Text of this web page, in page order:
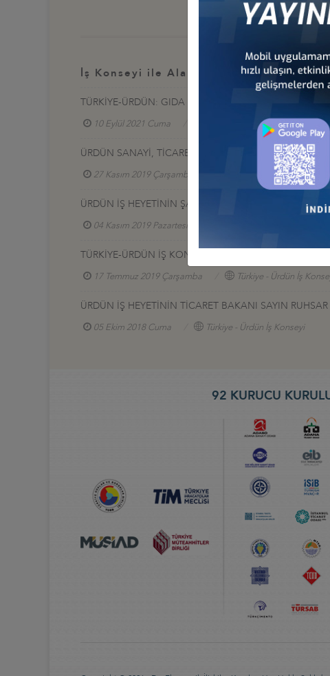
İş Konseyi ile Alakalı Diğer Etkinlikler
TÜRKİYE-ÜRDÜN: GIDA İŞ BİRLİĞİ FIRSATLARI HİBRİT
10 Eylül 2021 Cuma Türkiye - Ürdün İş Konseyi
ÜRDÜN SANAYİ, TİCARET VE TEDARİK BAKANI TARIQ
27 Kasım 2019 Çarşamba Türkiye - Ürdün İş Konseyi
ÜRDÜN İŞ HEYETİNİN ŞANLIURFA VE GAZİANTEP
04 Kasım 2019 Pazartesi
TÜRKİYE-ÜRDÜN İŞ KONSEYİ AMMAN ZİYARETİ
17 Temmuz 2019 Çarşamba Türkiye - Ürdün İş
ÜRDÜN İŞ HEYETİNİN TİCARET BAKANI SAYIN
05 Ekim 2018 Cuma Türkiye - Ürdün İş Konseyi
92 KURUCU